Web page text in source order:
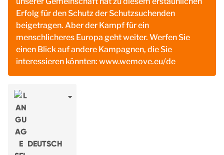
Erfolg für den Schutz der Schutzsuchenden
beigetragen. Aber der Kampf für ein
menschlicheres Europa geht weiter. Werfen Sie
einen Blick auf andere Kampagnen, die Sie
interessieren könnten: www.wemove.eu/de
DEUTSCH